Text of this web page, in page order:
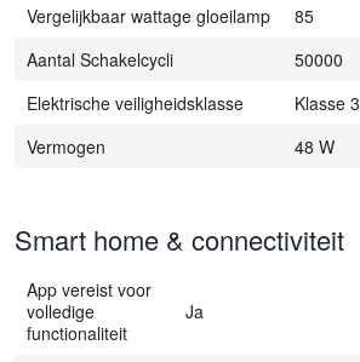
Vergelijkbaar wattage gloeilamp
85
Aantal Schakelcycli
50000
Elektrische veiligheidsklasse
Klasse 3
Vermogen
48 W
Smart home & connectiviteit
App vereist voor
volledige
functionaliteit
Ja